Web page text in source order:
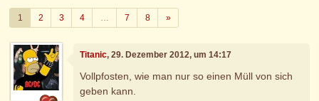
1 2 3 4 … 7 8 »Weiter
Titanic, 29. Dezember 2012, um 14:17
Vollpfosten, wie man nur so einen Müll von sich
geben kann.